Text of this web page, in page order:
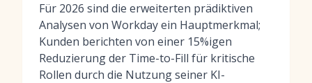
Für 2026 sind die erweiterten prädiktiven
Analysen von Workday ein Hauptmerkmal;
Kunden berichten von einer 15%igen
Reduzierung der Time-to-Fill für kritische
Rollen durch die Nutzung seiner KI-